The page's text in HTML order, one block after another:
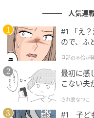
人気連
#1 「え
ので、ふ
クチャに
旦那の不倫が
最初に感
こない夫
され妻なつこ
#1 子ど